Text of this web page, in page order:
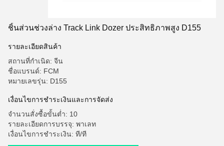
ชิ้นส่วนช่วงล่าง Track Link Dozer ประสิทธิภาพสูง D155
รายละเอียดสินค้า
สถานที่กำเนิด: จีน
ชื่อแบรนด์: FCM
หมายเลขรุ่น: D155
เงื่อนไขการชำระเงินและการจัดส่ง
จำนวนสั่งซื้อขั้นต่ำ: 10
รายละเอียดการบรรจุ: พาเลท
เงื่อนไขการชำระเงิน: ที/ที